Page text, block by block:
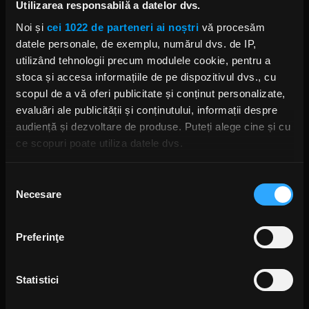
Utilizarea responsabilă a datelor dvs.
Noi și cei 1022 de parteneri ai noștri vă procesăm
datele personale, de exemplu, numărul dvs. de IP,
utilizând tehnologii precum modulele cookie, pentru a
stoca și accesa informațiile de pe dispozitivul dvs., cu
scopul de a vă oferi publicitate și conținut personalizate,
evaluări ale publicității și conținutului, informații despre
audiență și dezvoltare de produse. Puteți alege cine și cu
ce scopuri poate utiliza datele dvs.
Să colectăm informațiile cu privire la locația dvs.
Să vă identificăm dispozitivul scanândul-l în mod
activ după caracteristici specifice (amprentare)
dvs. personale și configurați-vă preferințele la
secțiunea
consimțământului
Necesare
Preferinţe
Statistici
Interviu cu Mother’s Cake, trupa
Purple la București
Colecționarul, la colț!
SÂMBĂTĂ, 22 APRILIE 2023
Bruce Dickinson - Concerto în